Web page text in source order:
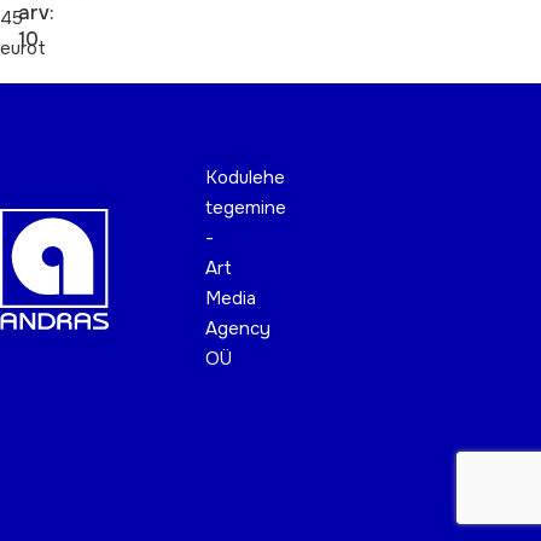
45
eurot
arv:
10
Kodulehe
tegemine
-
Art
Media
Agency
OÜ